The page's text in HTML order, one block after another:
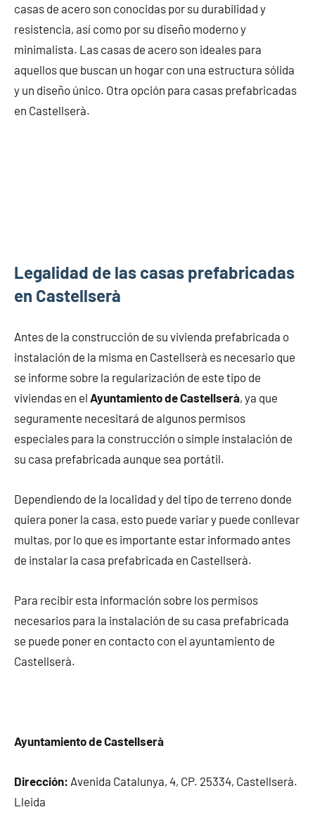
casas de acero son conocidas por su durabilidad y
resistencia, así como por su diseño moderno y
minimalista. Las casas de acero son ideales para
aquellos que buscan un hogar con una estructura sólida
y un diseño único. Otra opción para casas prefabricadas
en Castellserà.
Legalidad de las casas prefabricadas
en Castellserà
Antes de la construcción de su vivienda prefabricada o
instalación de la misma en Castellserà es necesario que
se informe sobre la regularización de este tipo de
viviendas en el Ayuntamiento de Castellserà, ya que
seguramente necesitará de algunos permisos
especiales para la construcción o simple instalación de
su casa prefabricada aunque sea portátil.
Dependiendo de la localidad y del tipo de terreno donde
quiera poner la casa, esto puede variar y puede conllevar
multas, por lo que es importante estar informado antes
de instalar la casa prefabricada en Castellserà.
Para recibir esta información sobre los permisos
necesarios para la instalación de su casa prefabricada
se puede poner en contacto con el ayuntamiento de
Castellserà.
Ayuntamiento de Castellserà
Dirección: Avenida Catalunya, 4, CP. 25334, Castellserà.
Lleida